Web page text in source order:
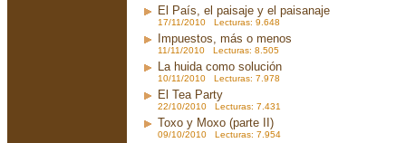
El País, el paisaje y el paisanaje
17/11/2010 Lecturas: 9.648
Impuestos, más o menos
11/11/2010 Lecturas: 8.505
La huida como solución
10/11/2010 Lecturas: 7.978
El Tea Party
22/10/2010 Lecturas: 7.431
Toxo y Moxo (parte II)
09/10/2010 Lecturas: 7.954